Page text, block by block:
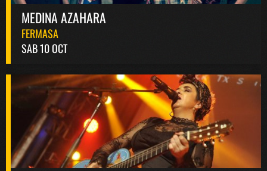
MEDINA AZAHARA
FERMASA
SAB 10 OCT